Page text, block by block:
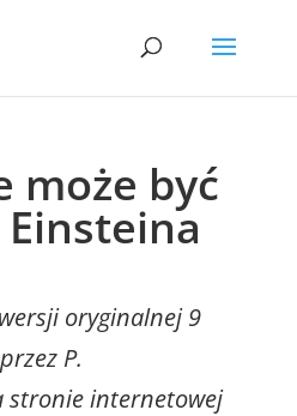
może być
oryginalnej 9
P.
stronie internetowej